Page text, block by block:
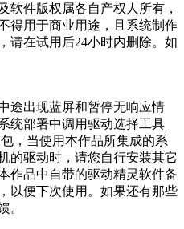
件版权属各自产权人所有，
得用于商业用途，且系统制作
请在试用后24小时内删除。如
出现蓝屏和暂停无响应情
统部署中调用驱动选择工具
，当使用本作品所集成的系
的驱动时，请您自行安装其它
作品中自带的驱动精灵软件备
以便下次使用。如果还有那些
。